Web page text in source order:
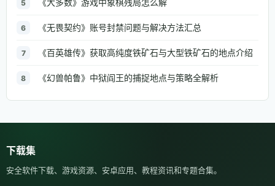
5 《大多数》游戏中象棋残局怎么解
6 《无畏契约》账号封禁问题与解决方法汇总
7 《百英雄传》获取高纯度铁矿石与大型铁矿石的地点介绍
8 《幻兽帕鲁》中狱阎王的捕捉地点与策略全解析
下载集
安全软件下载、游戏资源、安卓应用、教程资讯和专题合集。